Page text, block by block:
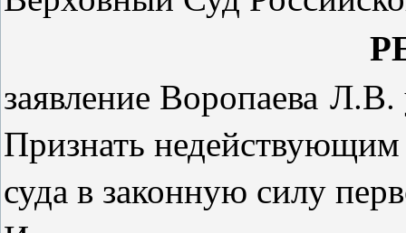
заявление Воропаева Л.В.
Признать
суда в законную силу